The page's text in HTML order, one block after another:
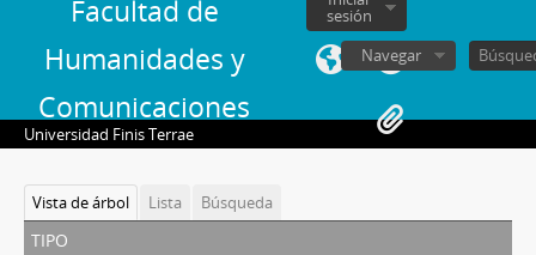
Facultad de
Humanidades y
Comunicaciones
sesión
Navegar
Universidad Finis Terrae
Vista de árbol Lista Búsqueda
tipo